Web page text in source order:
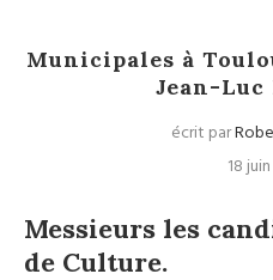
Municipales à
Jean-Luc
écrit par
18
Messieurs les
de Culture.